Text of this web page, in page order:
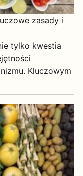
zasady i
tylko kwestia
Kluczowym